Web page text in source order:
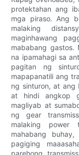
protektahan ang
mga piraso. Ang
malaking
maginhawang
mababang
na ipamahagi sa
pagitan ng
mapapanatili ang
ng sinturon, at ang
at hindi angkop
magliyab at
ng gear
malaking power
mahabang
pagiging